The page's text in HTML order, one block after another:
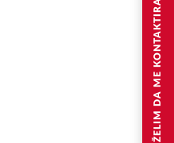
ŽELIM DA ME KONTAKTIRAJU